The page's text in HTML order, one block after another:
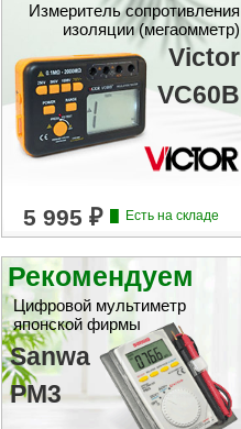
Измеритель сопротивления
изоляции (мегаомметр)
Victor
VC60B
Рекомендуем
Цифровой мультиметр
японской фирмы
Sanwa
PM3